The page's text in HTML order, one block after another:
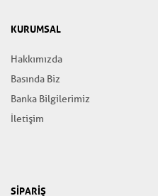
KURUMSAL
Hakkımızda
Basında Biz
Banka Bilgilerimiz
İletişim
SİPARİŞ